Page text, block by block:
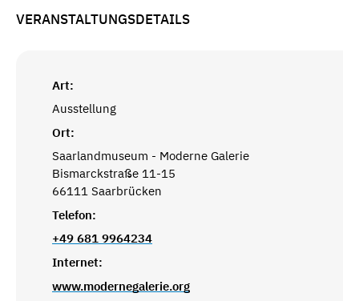
VERANSTALTUNGSDETAILS
Art:
Ausstellung
Ort:
Saarlandmuseum - Moderne Galerie
Bismarckstraße 11-15
66111 Saarbrücken
Telefon:
+49 681 9964234
Internet:
www.modernegalerie.org